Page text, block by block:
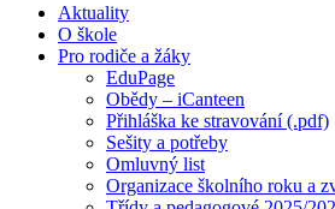
Aktuality
O škole
Pro rodiče a žáky
EduPage
Obědy – iCanteen
Přihláška ke stravování (.pdf)
Sešity a potřeby
Omluvný list
Organizace školního roku a